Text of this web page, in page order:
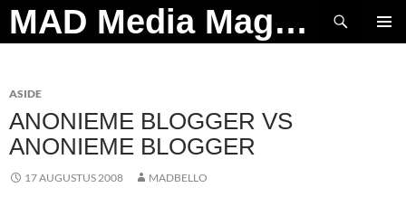
Ga
naar
MAD Media Magazine
Zoeken
ASIDE
ANONIEME BLOGGER VS
ANONIEME BLOGGER
17 AUGUSTUS 2008 MADBELLO